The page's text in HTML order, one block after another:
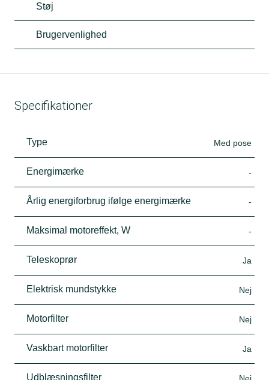
Støj
Brugervenlighed
Specifikationer
Type Med pose
Energimærke -
Årlig energiforbrug ifølge energimærke -
Maksimal motoreffekt, W -
Teleskoprør Ja
Elektrisk mundstykke Nej
Motorfilter Nej
Vaskbart motorfilter Ja
Udblæsningsfilter Nej